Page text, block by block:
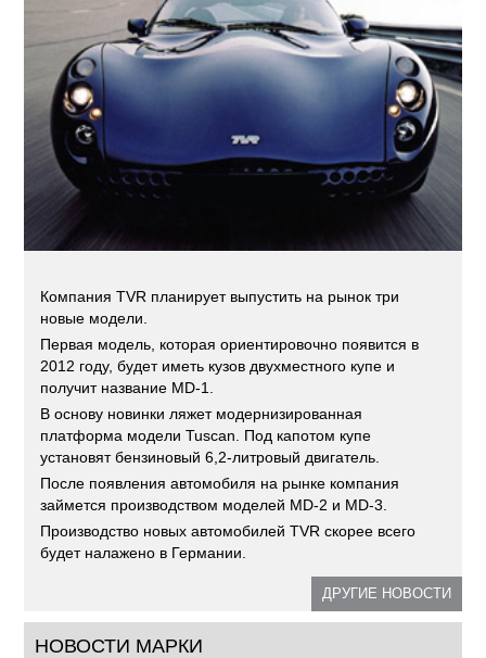
Компания TVR планирует выпустить на рынок три
новые модели.
Первая модель, которая ориентировочно появится в
2012 году, будет иметь кузов двухместного купе и
получит название MD-1.
В основу новинки ляжет модернизированная
платформа модели Tuscan. Под капотом купе
установят бензиновый 6,2-литровый двигатель.
После появления автомобиля на рынке компания
займется производством моделей MD-2 и MD-3.
Производство новых автомобилей TVR скорее всего
будет налажено в Германии.
ДРУГИЕ НОВОСТИ
НОВОСТИ МАРКИ